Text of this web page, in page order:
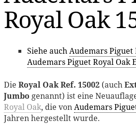
Royal Oak
Siehe auchAudemars Piguet
Audemars Piguet Royal Oak
Die Royal Oak Ref. 15002 (auch
Jumbo genannt) ist eine
Royal Oak, die vonAudemars
Jahren hergestellt wurde.